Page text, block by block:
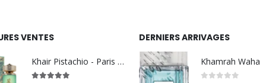
VENTES
Khair Pistachio - Paris Corner
DERNIERS ARRIVAGES
Khamrah Waha